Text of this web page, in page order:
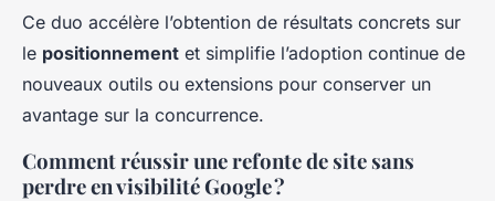
Ce duo accélère l’obtention de résultats concrets sur
le positionnement et simplifie l’adoption continue de
nouveaux outils ou extensions pour conserver un
avantage sur la concurrence.
Comment réussir une refonte de site sans
perdre en visibilité Google ?